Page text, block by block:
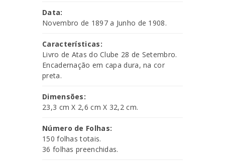
Data:
Novembro de 1897 a Junho de 1908.
Características:
Livro de Atas do Clube 28 de Setembro.
Encadernação em capa dura, na cor
preta.
Dimensões:
23,3 cm X 2,6 cm X 32,2 cm.
Número de Folhas:
150 folhas totais.
36 folhas preenchidas.